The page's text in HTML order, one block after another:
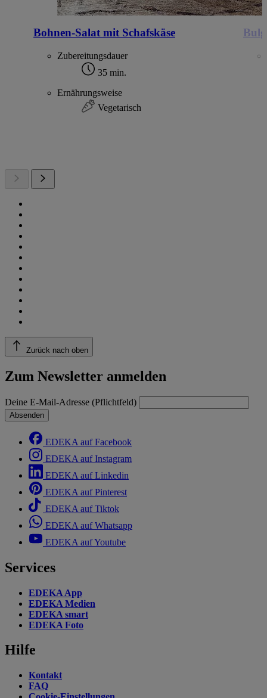
Bohnen-Salat mit Schafskäse
Zubereitungsdauer
35 min.
Ernährungsweise
Vegetarisch
Zurück nach oben
Zum Newsletter anmelden
Deine E-Mail-Adresse (Pflichtfeld)
Absenden
EDEKA auf Facebook
EDEKA auf Instagram
EDEKA auf Linkedin
EDEKA auf Pinterest
EDEKA auf Tiktok
EDEKA auf Whatsapp
EDEKA auf Youtube
Services
EDEKA App
EDEKA Medien
EDEKA smart
EDEKA Foto
Hilfe
Kontakt
FAQ